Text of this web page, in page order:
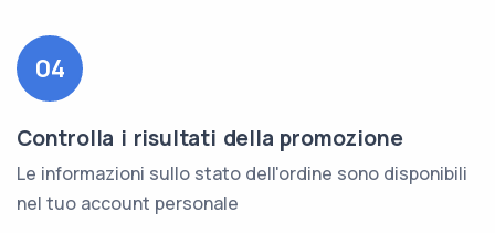
04
Controlla i risultati della promozione
Le informazioni sullo stato dell'ordine sono disponibili
nel tuo account personale